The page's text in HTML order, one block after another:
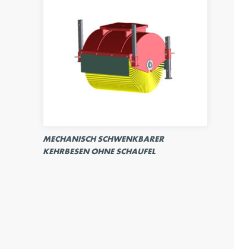
MECHANISCH SCHWENKBARER
KEHRBESEN OHNE SCHAUFEL